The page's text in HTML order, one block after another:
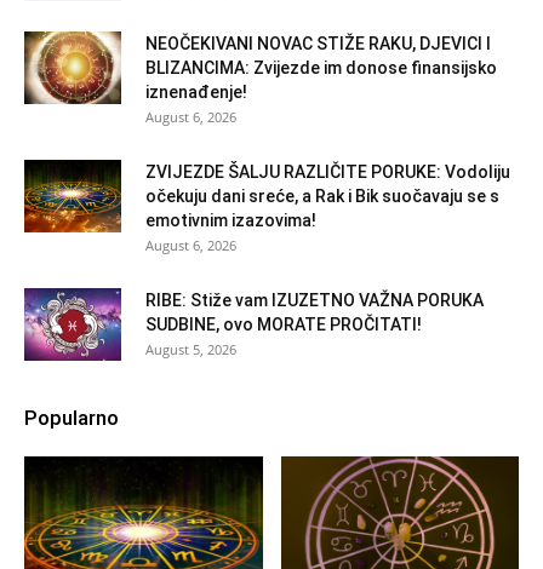
NEOČEKIVANI NOVAC STIŽE RAKU, DJEVICI I
BLIZANCIMA: Zvijezde im donose finansijsko
iznenađenje!
August 6, 2026
ZVIJEZDE ŠALJU RAZLIČITE PORUKE: Vodoliju
očekuju dani sreće, a Rak i Bik suočavaju se s
emotivnim izazovima!
August 6, 2026
RIBE: Stiže vam IZUZETNO VAŽNA PORUKA
SUDBINE, ovo MORATE PROČITATI!
August 5, 2026
Popularno